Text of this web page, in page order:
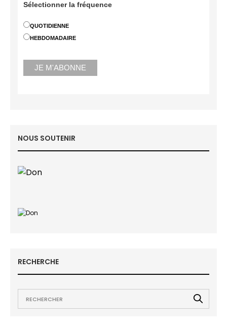
Sélectionner la fréquence
QUOTIDIENNE
HEBDOMADAIRE
NOUS SOUTENIR
RECHERCHE